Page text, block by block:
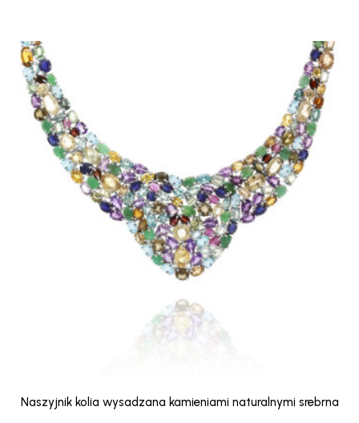
Naszyjnik kolia wysadzana kamieniami naturalnymi srebrna